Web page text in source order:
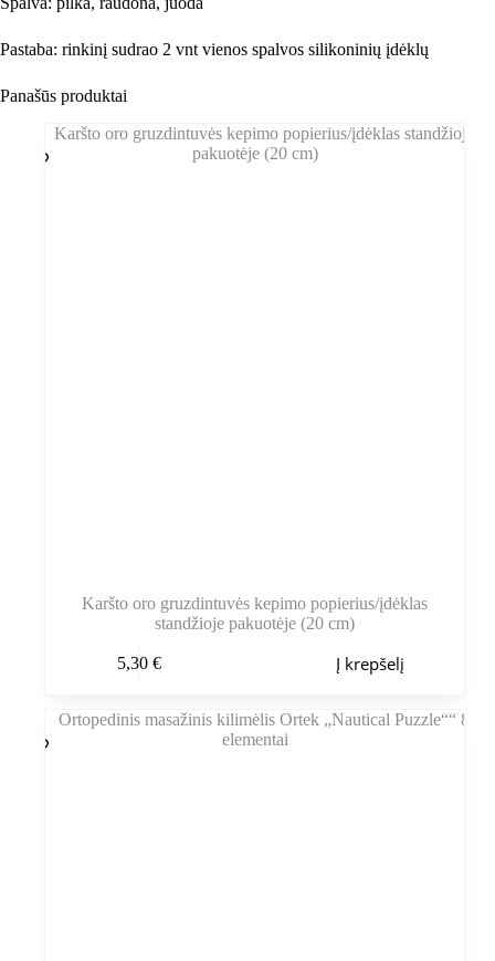
Pastaba: rinkinį sudrao 2 vnt vienos spalvos silikoninių įdėklų
Panašūs produktai
Karšto oro gruzdintuvės kepimo popierius/įdėklas
standžioje pakuotėje (20 cm)
5,30 € Į krepšelį